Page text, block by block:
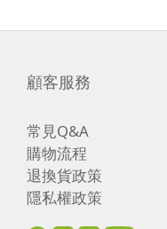
顧客服務
常見Q&A
購物流程
退換貨政策
隱私權政策